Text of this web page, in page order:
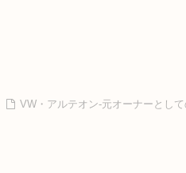
VW・アルテオン-元オーナーとし